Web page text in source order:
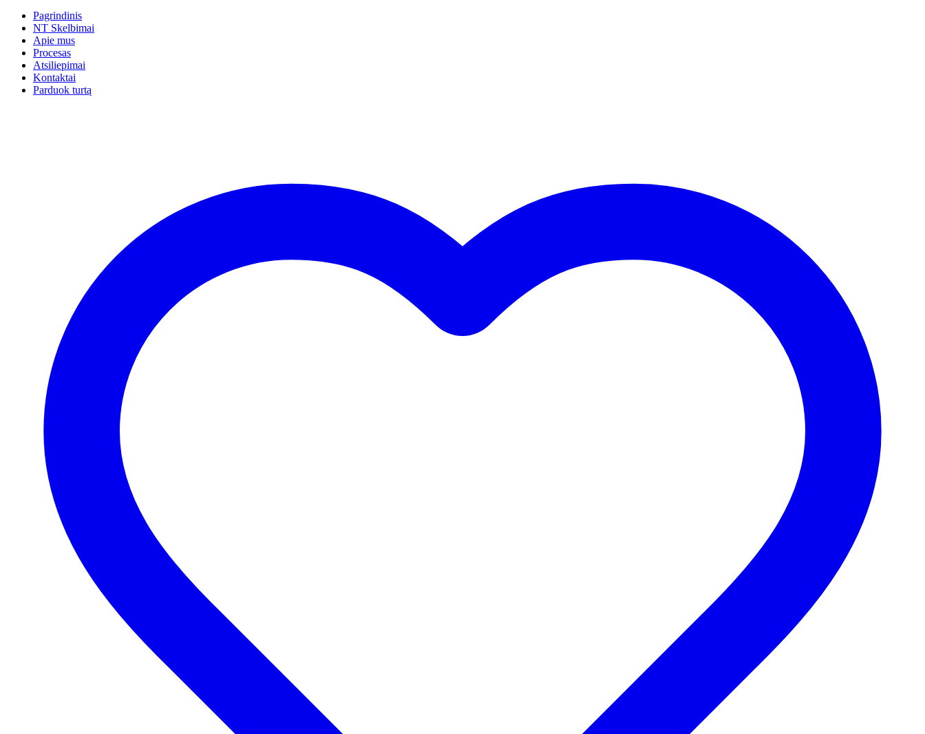
Pagrindinis
NT Skelbimai
Apie mus
Procesas
Atsiliepimai
Kontaktai
Parduok turtą